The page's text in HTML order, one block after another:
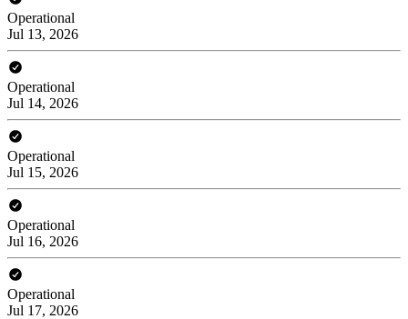
Operational
Jul 13, 2026
Operational
Jul 14, 2026
Operational
Jul 15, 2026
Operational
Jul 16, 2026
Operational
Jul 17, 2026